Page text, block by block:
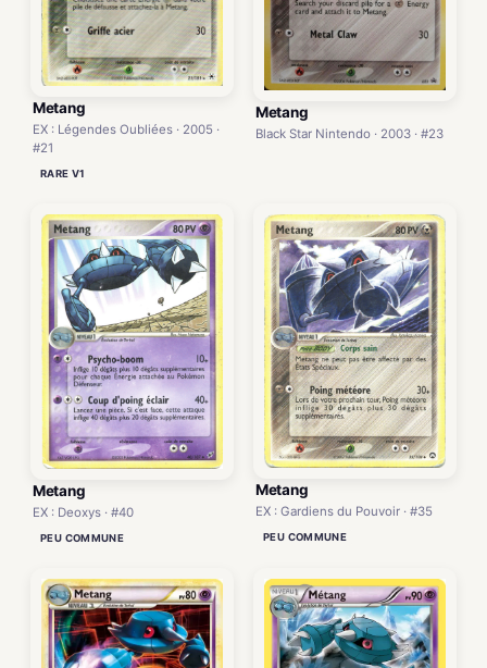
Metang
EX : Légendes Oubliées · 2005 ·
#21
RARE V1
Metang
Black Star Nintendo · 2003 · #23
Metang
EX : Deoxys · #40
PEU COMMUNE
Metang
EX : Gardiens du Pouvoir · #35
PEU COMMUNE